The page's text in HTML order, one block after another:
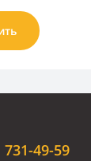
731-49-59